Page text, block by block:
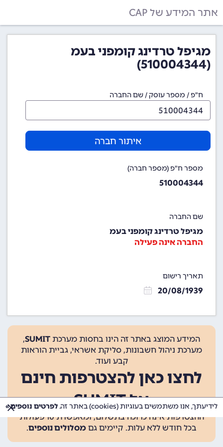
אתר המידע של CAP
מגיפל טרדינג קומפני בעמ
(510004344)
ח"פ / מספר עוסק / שם החברה
איתור חברה
מספר ח"פ (מספר חברה)
510004344
שם החברה
מגיפל טרדינג קומפני בעמ
החברה אינה פעילה
תאריך רישום
20/08/1939
המידע המוצג באתר זה הינו בחסות מערכת SUMIT
,
מערכת ניהול חשבונות, סליקת אשראי, גביית הוראות
קבע ועוד.
לחצו כאן להצטרפות חינם
אל SUMIT
ההצטרפות אינה כרוכה בתשלום, ומאפשרת 10 פעולות
בכל חודש ללא עלות. קיימים גם מסלולים נוספים.
לידיעתך, אנו משתמשים בעוגיות (cookies) באתר זה. לפרטים נוספים »